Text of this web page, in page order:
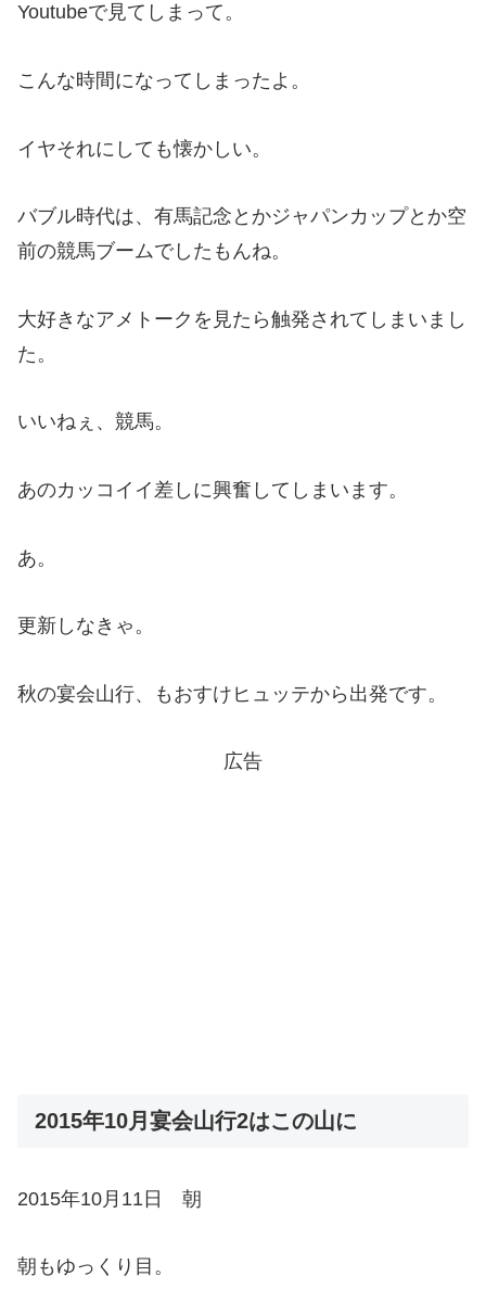
Youtubeで見てしまって。
こんな時間になってしまったよ。
イヤそれにしても懐かしい。
バブル時代は、有馬記念とかジャパンカップとか空
前の競馬ブームでしたもんね。
大好きなアメトークを見たら触発されてしまいまし
た。
いいねぇ、競馬。
あのカッコイイ差しに興奮してしまいます。
あ。
更新しなきゃ。
秋の宴会山行、もおすけヒュッテから出発です。
広告
2015年10月宴会山行2はこの山に
2015年10月11日 朝
朝もゆっくり目。